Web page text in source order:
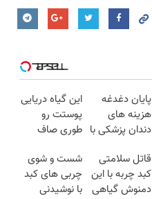
پایان دغدغه
هزینه های
دندان پزشکی با
کننده خانگی
این گیاه دریایی
پوستت رو
طوری صاف
20سال جوون
شدی🔥
قاتل سلامتی
کبد چربه با این
دمنوش گیاهی
شست و شوی
چربی های کبد
با نوشیدنی